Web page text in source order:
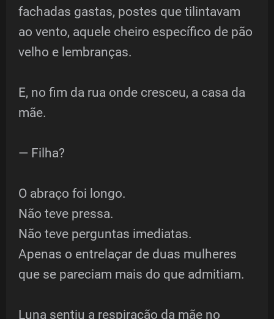
fachadas gastas, postes que tilintavam
ao vento, aquele cheiro específico de pão
velho e lembranças.
E, no fim da rua onde cresceu, a casa da
mãe.
— Filha?
O abraço foi longo.
Não teve pressa.
Não teve perguntas imediatas.
Apenas o entrelaçar de duas mulheres
que se pareciam mais do que admitiam.
Luna sentiu a respiração da mãe no